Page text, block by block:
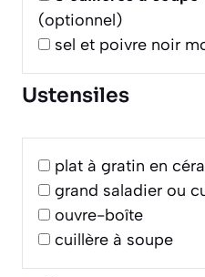
(optionnel)
sel et poivre noir
Ustensiles
plat à gratin en
grand saladier ou
ouvre-boîte
cuillère à soupe